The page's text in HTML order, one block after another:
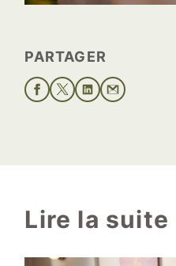
PARTAGER
Lire la suite